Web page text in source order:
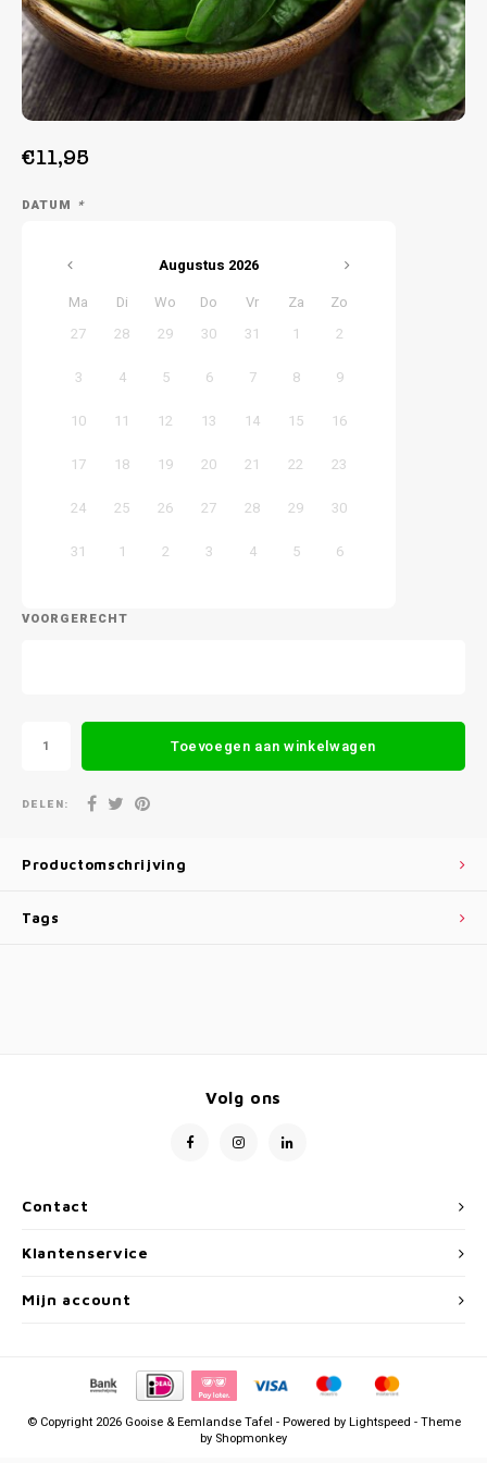
Week 38 | 14-09-2026 t/m 18-09-2026
Week 39 | 21-09-2026 t/m 25-09-2026
€11,95
DATUM *
Augustus 2026
Ma
Di Wo Do Vr Za
Zo
27
28 29 30 31 1 2
3 4 5 6 7 8 9
10 11 12 13 14 15 16
17 18 19 20 21 22 23
24 25 26 27 28 29 30
31 1 2 3 4 5 6
VOORGERECHT
Toevoegen aan winkelwagen
DELEN:
Productomschrijving
Tags
Contact
Volg ons
Klantenservice
Mijn account
© Copyright 2026 Gooise & Eemlandse Tafel - Powered byLightspeed - Theme
by Shopmonkey